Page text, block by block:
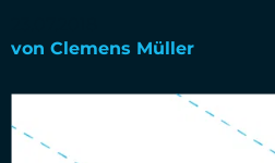
von Clemens Müller